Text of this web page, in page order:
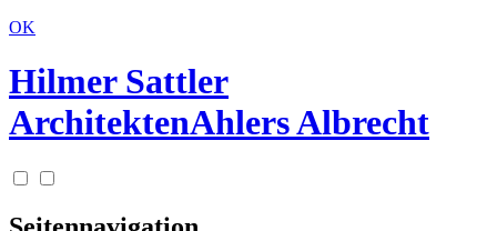
OK
Hilmer Sattler
ArchitektenAhlers Albrecht